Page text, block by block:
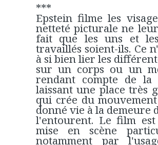
***
Epstein filme les
netteté picturale ne
fait que les uns et
travaillés soient-ils. Ce
à si bien lier les
sur un corps ou un
rendant compte de la
laissant une place très
qui crée du
donné vie à la demeure
l'entourent. Le film
mise en scène
notamment par